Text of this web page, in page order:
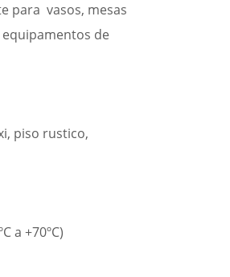
para vasos, mesas
de
piso rustico,
a +70ºC)